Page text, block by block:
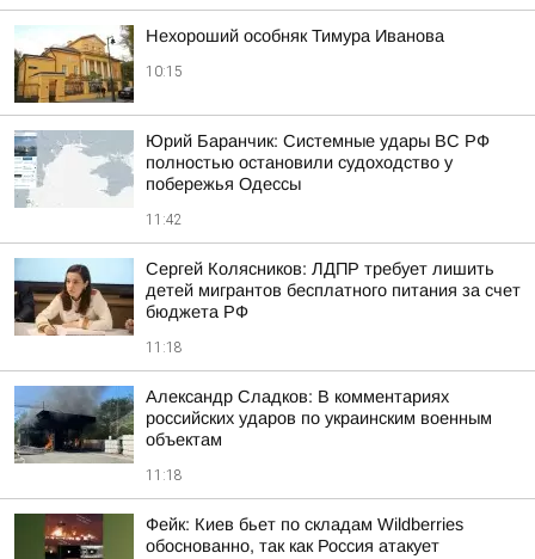
Нехороший особняк Тимура Иванова
10:15
Юрий Баранчик: Системные удары ВС РФ
полностью остановили судоходство у
побережья Одессы
11:42
Сергей Колясников: ЛДПР требует лишить
детей мигрантов бесплатного питания за счет
бюджета РФ
11:18
Александр Сладков: В комментариях
российских ударов по украинским военным
объектам
11:18
Фейк: Киев бьет по складам Wildberries
обоснованно, так как Россия атакует